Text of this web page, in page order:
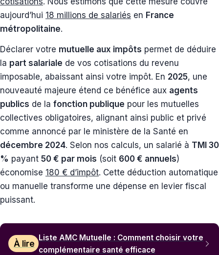
aujourd’hui 18 millions de salariés en France
métropolitaine.
Déclarer votre mutuelle aux impôts permet de déduire
la part salariale de vos cotisations du revenu
imposable, abaissant ainsi votre impôt. En 2025, une
nouveauté majeure étend ce bénéfice aux agents
publics de la fonction publique pour les mutuelles
collectives obligatoires, alignant ainsi public et privé
comme annoncé par le ministère de la Santé en
décembre 2024. Selon nos calculs, un salarié à TMI 30
% payant 50 € par mois (soit 600 € annuels)
économise 180 € d’impôt. Cette déduction automatique
ou manuelle transforme une dépense en levier fiscal
puissant.
À lire
Liste AMC Mutuelle : Comment choisir votre
complémentaire santé efficace